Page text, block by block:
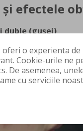
o experienta
Cookie-urile ne
De asemenea,
cu serviciile
și efectele
duble (gușei)
în profunzime (la
armonioasă a